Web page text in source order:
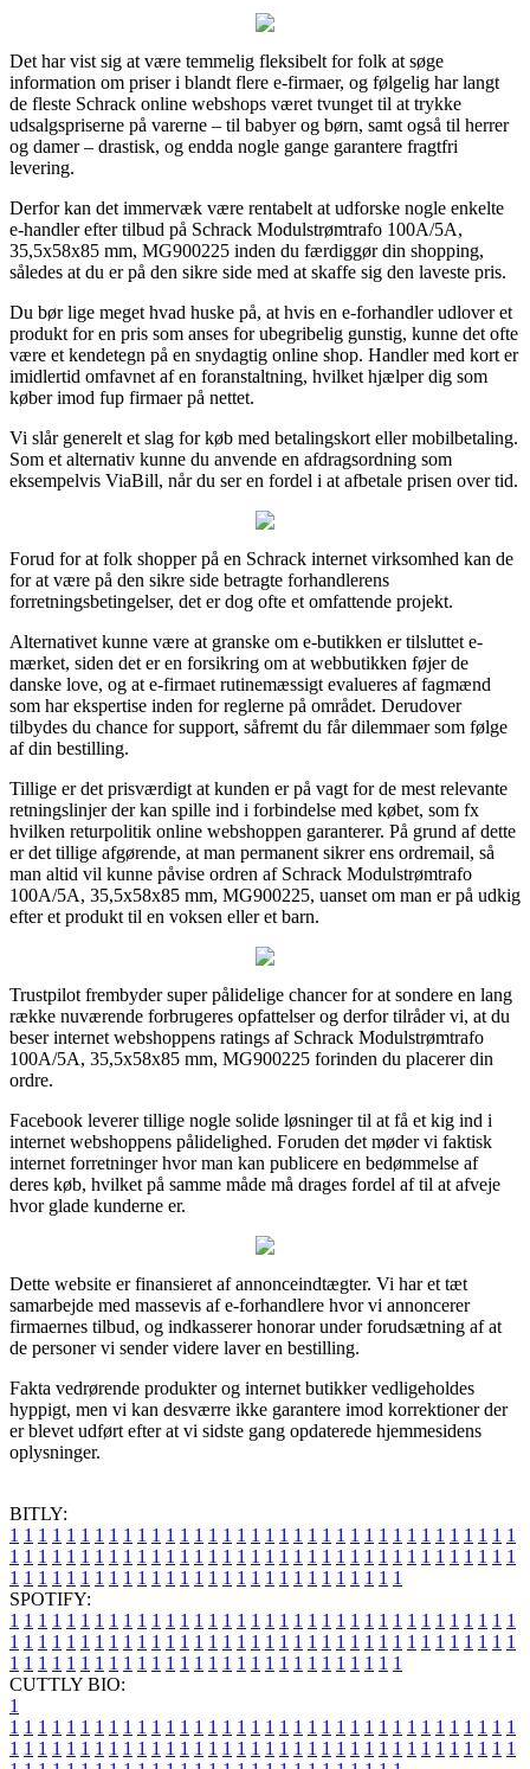
Det har vist sig at være temmelig fleksibelt for folk at søge
information om priser i blandt flere e-firmaer, og følgelig har langt
de fleste Schrack online webshops været tvunget til at trykke
udsalgspriserne på varerne – til babyer og børn, samt også til herrer
og damer – drastisk, og endda nogle gange garantere fragtfri
levering.
Derfor kan det immervæk være rentabelt at udforske nogle enkelte
e-handler efter tilbud på Schrack Modulstrømtrafo 100A/5A,
35,5x58x85 mm, MG900225 inden du færdiggør din shopping,
således at du er på den sikre side med at skaffe sig den laveste pris.
Du bør lige meget hvad huske på, at hvis en e-forhandler udlover et
produkt for en pris som anses for ubegribelig gunstig, kunne det ofte
være et kendetegn på en snydagtig online shop. Handler med kort er
imidlertid omfavnet af en foranstaltning, hvilket hjælper dig som
køber imod fup firmaer på nettet.
Vi slår generelt et slag for køb med betalingskort eller mobilbetaling.
Som et alternativ kunne du anvende en afdragsordning som
eksempelvis ViaBill, når du ser en fordel i at afbetale prisen over tid.
Forud for at folk shopper på en Schrack internet virksomhed kan de
for at være på den sikre side betragte forhandlerens
forretningsbetingelser, det er dog ofte et omfattende projekt.
Alternativet kunne være at granske om e-butikken er tilsluttet e-
mærket, siden det er en forsikring om at webbutikken føjer de
danske love, og at e-firmaet rutinemæssigt evalueres af fagmænd
som har ekspertise inden for reglerne på området. Derudover
tilbydes du chance for support, såfremt du får dilemmaer som følge
af din bestilling.
Tillige er det prisværdigt at kunden er på vagt for de mest relevante
retningslinjer der kan spille ind i forbindelse med købet, som fx
hvilken returpolitik online webshoppen garanterer. På grund af dette
er det tillige afgørende, at man permanent sikrer ens ordremail, så
man altid vil kunne påvise ordren af Schrack Modulstrømtrafo
100A/5A, 35,5x58x85 mm, MG900225, uanset om man er på udkig
efter et produkt til en voksen eller et barn.
Trustpilot frembyder super pålidelige chancer for at sondere en lang
række nuværende forbrugeres opfattelser og derfor tilråder vi, at du
beser internet webshoppens ratings af Schrack Modulstrømtrafo
100A/5A, 35,5x58x85 mm, MG900225 forinden du placerer din
ordre.
Facebook leverer tillige nogle solide løsninger til at få et kig ind i
internet webshoppens pålidelighed. Foruden det møder vi faktisk
internet forretninger hvor man kan publicere en bedømmelse af
deres køb, hvilket på samme måde må drages fordel af til at afveje
hvor glade kunderne er.
Dette website er finansieret af annonceindtægter. Vi har et tæt
samarbejde med massevis af e-forhandlere hvor vi annoncerer
firmaernes tilbud, og indkasserer honorar under forudsætning af at
de personer vi sender videre laver en bestilling.
Fakta vedrørende produkter og internet butikker vedligeholdes
hyppigt, men vi kan desværre ikke garantere imod korrektioner der
er blevet udført efter at vi sidste gang opdaterede hjemmesidens
oplysninger.
BITLY:
1 1 1 1 1 1 1 1 1 1 1 1 1 1 1 1 1 1 1 1 1 1 1 1 1 1 1 1 1 1 1 1 1 1 1 1
1 1 1 1 1 1 1 1 1 1 1 1 1 1 1 1 1 1 1 1 1 1 1 1 1 1 1 1 1 1 1 1 1 1 1 1
1 1 1 1 1 1 1 1 1 1 1 1 1 1 1 1 1 1 1 1 1 1 1 1 1 1 1 1
SPOTIFY:
1 1 1 1 1 1 1 1 1 1 1 1 1 1 1 1 1 1 1 1 1 1 1 1 1 1 1 1 1 1 1 1 1 1 1 1
1 1 1 1 1 1 1 1 1 1 1 1 1 1 1 1 1 1 1 1 1 1 1 1 1 1 1 1 1 1 1 1 1 1 1 1
1 1 1 1 1 1 1 1 1 1 1 1 1 1 1 1 1 1 1 1 1 1 1 1 1 1 1 1
CUTTLY BIO:
1
1 1 1 1 1 1 1 1 1 1 1 1 1 1 1 1 1 1 1 1 1 1 1 1 1 1 1 1 1 1 1 1 1 1 1 1
1 1 1 1 1 1 1 1 1 1 1 1 1 1 1 1 1 1 1 1 1 1 1 1 1 1 1 1 1 1 1 1 1 1 1 1